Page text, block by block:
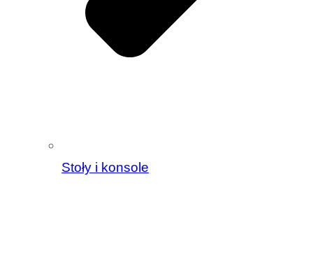
Stoły i konsole